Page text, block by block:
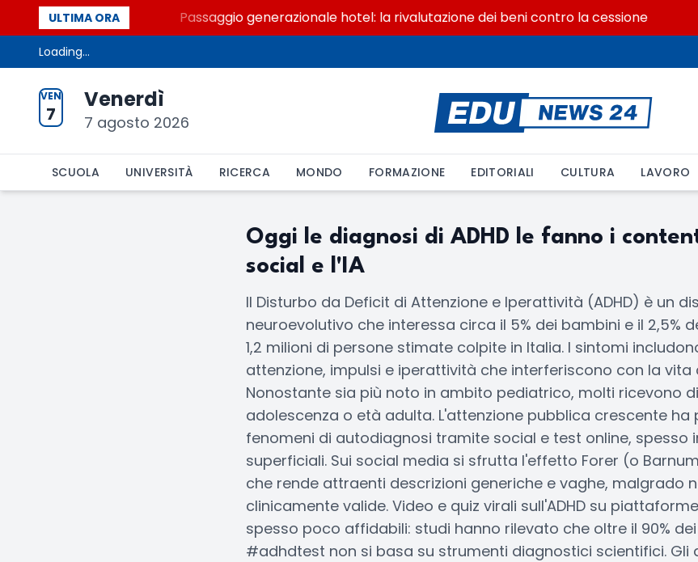
ULTIMA ORA
dei Palcoscenici Passaggio generazionale hotel: la rivalutazione dei beni contro la cessione
Loading...
VEN
7
Venerdì
7 agosto 2026
SCUOLA UNIVERSITÀ RICERCA MONDO FORMAZIONE EDITORIALI CULTURA LAVORO
Oggi le diagnosi di ADHD le fanno i
social e l'IA
Il Disturbo da Deficit di Attenzione e Iperattività (ADHD) è un
neuroevolutivo che interessa circa il 5% dei bambini e il 2,5%
1,2 milioni di persone stimate colpite in Italia. I sintomi
attenzione, impulsi e iperattività che interferiscono con la vita
Nonostante sia più noto in ambito pediatrico, molti ricevono
adolescenza o età adulta. L'attenzione pubblica crescente
fenomeni di autodiagnosi tramite social e test online, spesso
superficiali. Sui social media si sfrutta l'effetto Forer (o
che rende attraenti descrizioni generiche e vaghe, malgrado
clinicamente valide. Video e quiz virali sull'ADHD su
spesso poco affidabili: studi hanno rilevato che oltre il 90%
#adhdtest non si basa su strumenti diagnostici scientifici. Gli